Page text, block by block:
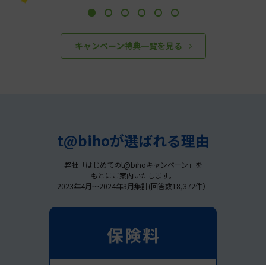
キャンペーン特典一覧を見る
t@bihoが選ばれる理由
弊社「はじめてのt@bihoキャンペーン」を
もとにご案内いたします。
2023年4月～2024年3月集計(回答数18,372件）